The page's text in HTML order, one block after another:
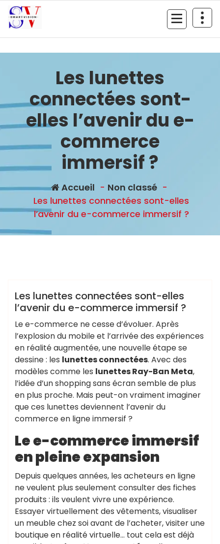
Aller
contenu
Les lunettes
connectées sont-
elles l’avenir du e-
commerce
immersif ?
Accueil - Non classé -
Les lunettes connectées sont-elles
l’avenir du e-commerce immersif ?
Non classé
Les lunettes connectées sont-elles
l’avenir du e-commerce immersif ?
Le e-commerce ne cesse d’évoluer. Après
l’explosion du mobile et l’arrivée des expériences
en réalité augmentée, une nouvelle étape se
dessine : les lunettes connectées. Avec des
modèles comme les lunettes Ray-Ban Meta,
l’idée d’un shopping sans écran semble de plus
en plus proche. Mais peut-on vraiment imaginer
que ces lunettes deviennent l’avenir du
commerce en ligne immersif ?
Le e-commerce immersif
en pleine expansion
Depuis quelques années, les acheteurs en ligne
ne veulent plus seulement consulter des fiches
produits : ils veulent vivre une expérience.
Essayer virtuellement des vêtements, visualiser
un meuble chez soi avant de l’acheter, visiter une
boutique en réalité virtuelle… tout cela est déjà